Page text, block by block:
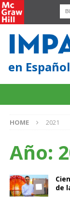
en Español
HOME 2021
Año:
de